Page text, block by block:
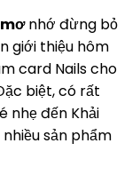
nhớ đừng bỏ
giới thiệu hôm
card Nails cho
biệt, có rất
nhẹ đến Khải
sản phẩm